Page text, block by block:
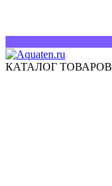
КАТАЛОГ ТОВАРОВ